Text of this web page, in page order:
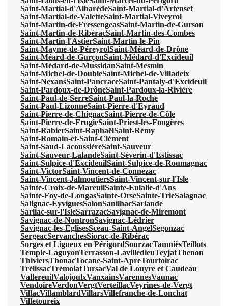
Saint-Martial-d'AlbarèdeSaint-Martial-d'Artenset
Saint-Martial-de-ValetteSaint-Martial-Viveyrol
Saint-Martin-de-FressengeasSaint-Martin-de-Gurson
Saint-Martin-de-RibéracSaint-Martin-des-Combes
Saint-Martin-l'AstierSaint-Martin-le-Pin
Saint-Mayme-de-PéreyrolSaint-Méard-de-Drône
Saint-Méard-de-GurçonSaint-Médard-d'Excideuil
Saint-Médard-de-MussidanSaint-Mesmin
Saint-Michel-de-DoubleSaint-Michel-de-Villadeix
Saint-NexansSaint-PancraceSaint-Pantaly-d'Excideuil
Saint-Pardoux-de-DrôneSaint-Pardoux-la-Rivière
Saint-Paul-de-SerreSaint-Paul-la-Roche
Saint-Paul-LizonneSaint-Pierre-d'Eyraud
Saint-Pierre-de-ChignacSaint-Pierre-de-Côle
Saint-Pierre-de-FrugieSaint-Priest-les-Fougères
Saint-RabierSaint-RaphaëlSaint-Rémy
Saint-Romain-et-Saint-Clément
Saint-Saud-LacoussièreSaint-Sauveur
Saint-Sauveur-LalandeSaint-Séverin-d'Estissac
Saint-Sulpice-d'ExcideuilSaint-Sulpice-de-Roumagnac
Saint-VictorSaint-Vincent-de-Connezac
Saint-Vincent-JalmoutiersSaint-Vincent-sur-l'Isle
Sainte-Croix-de-MareuilSainte-Eulalie-d'Ans
Sainte-Foy-de-LongasSainte-OrseSainte-TrieSalagnac
Salignac-EyviguesSalonSanilhacSarlande
Sarliac-sur-l'IsleSarrazacSavignac-de-Miremont
Savignac-de-NontronSavignac-Lédrier
Savignac-les-ÉglisesSceau-Saint-AngelSegonzac
SergeacServanchesSiorac-de-Ribérac
Sorges et Ligueux en PérigordSourzacTamnièsTeillots
Temple-LaguyonTerrasson-LavilledieuTeyjatThenon
ThiviersThonacTocane-Saint-ApreTourtoirac
TrélissacTrémolatTursacVal de Louyre et Caudeau
VallereuilValojoulxVanxainsVarennesVaunac
VendoireVerdonVergtVerteillacVeyrines-de-Vergt
VillacVillamblardVillarsVillefranche-de-Lonchat
Villetoureix